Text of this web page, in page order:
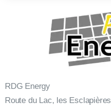
RDG Energy
Route du Lac, les Esclapières